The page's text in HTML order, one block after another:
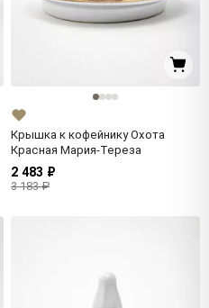
Крышка к кофейнику Охота
Красная Мария-Тереза
2 483 ₽
3 183 ₽